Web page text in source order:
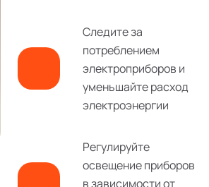
Следите за
потреблением
электроприборов и
уменьшайте расход
электроэнергии
Регулируйте
освещение приборов
в зависимости от